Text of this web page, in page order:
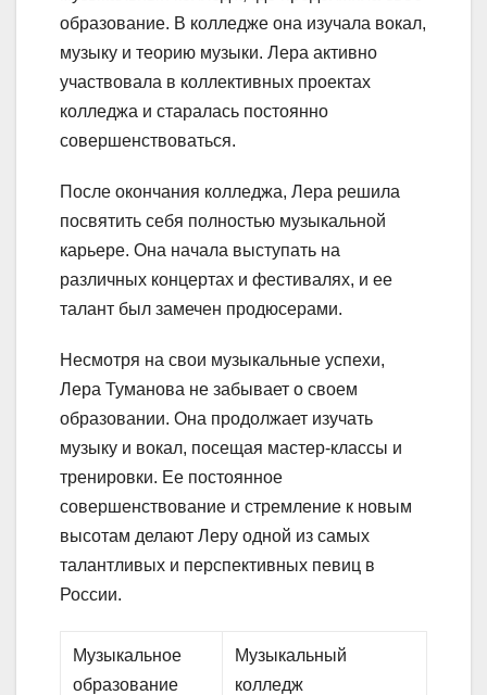
образование. В колледже она изучала вокал,
музыку и теорию музыки. Лера активно
участвовала в коллективных проектах
колледжа и старалась постоянно
совершенствоваться.
После окончания колледжа, Лера решила
посвятить себя полностью музыкальной
карьере. Она начала выступать на
различных концертах и фестивалях, и ее
талант был замечен продюсерами.
Несмотря на свои музыкальные успехи,
Лера Туманова не забывает о своем
образовании. Она продолжает изучать
музыку и вокал, посещая мастер-классы и
тренировки. Ее постоянное
совершенствование и стремление к новым
высотам делают Леру одной из самых
талантливых и перспективных певиц в
России.
Музыкальное
образование
Музыкальный
колледж